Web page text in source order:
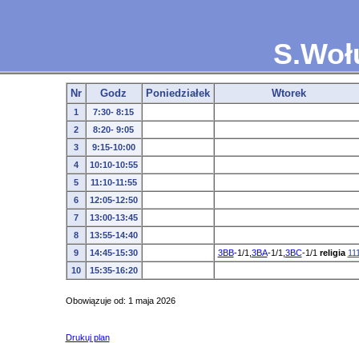
Nr Godz Poniedziałek Wtorek
1
7:30- 8:15
2
8:20- 9:05
3
9:15-10:00
4
10:10-10:55
5
11:10-11:55
6
12:05-12:50
7
13:00-13:45
8
13:55-14:40
9
14:45-15:30 3BB-1/1, 3BA-1/1, 3BC-1/1 religia
10
15:35-16:20
Obowiązuje od: 1 maja 2026
Drukuj plan